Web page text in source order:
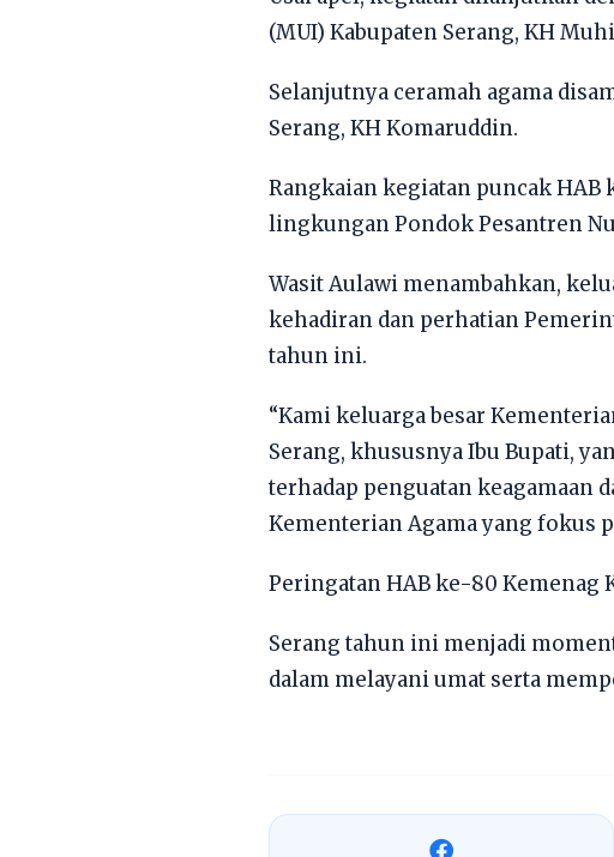
(MUI) Kabupaten Serang, KH
Selanjutnya ceramah agama
Serang, KH Komaruddin.
Rangkaian kegiatan puncak
lingkungan Pondok Pesantren
Wasit Aulawi menambahkan,
kehadiran dan perhatian
tahun ini.
“Kami keluarga besar
Serang, khususnya Ibu Bupati,
terhadap penguatan keagamaan
Kementerian Agama yang fokus
Peringatan HAB ke-80 Kemenag
Serang tahun ini menjadi
dalam melayani umat serta